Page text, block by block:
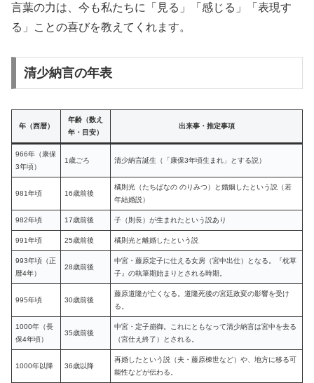
言葉の力は、今も私たちに「見る」「感じる」「表現す
る」ことの喜びを教えてくれます。
清少納言の年表
年（西暦）
年齢（数え
年・目安）
出来事・推定事項
966年（康保
3年頃）
1歳ごろ 清少納言誕生（「康保3年頃生まれ」とする説）
981年頃 16歳前後
橘則光（たちばなの のりみつ）と婚姻したという説（若
年結婚説）
982年頃 17歳前後 子（則長）が生まれたという説あり
991年頃 25歳前後 橘則光と離婚したという説
993年頃（正
暦4年）
28歳前後
中宮・藤原定子に仕える女房（宮中出仕）となる。『枕草
子』の執筆期始まりとされる時期。
995年頃 30歳前後
藤原道隆が亡くなる。道隆死後の宮廷政変の影響を受け
る。
1000年（長
保4年頃）
35歳前後
中宮・定子崩御。これにともなって清少納言は宮中を去る
（宮仕え終了）とされる。
1000年以降 36歳以降
再婚したという説（夫・藤原棟世など）や、地方に移る可
能性などが伝わる。